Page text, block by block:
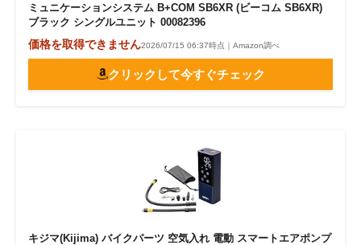
ミュニケーションシステム B+COM SB6XR (ビーコム SB6XR)
ブラック シングルユニット 00082396
価格を取得できません2026/07/15 06:37時点｜Amazon調べ
クリックして今すぐチェック
キジマ(Kijima) バイクパーツ 空気入れ 電動 スマートエアポンプ